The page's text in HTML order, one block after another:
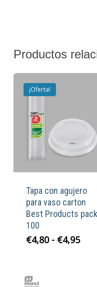
Productos
¡Oferta!
Tapa con agujero
para vaso carton
Best Products pack
100
€4,80 - €4,95